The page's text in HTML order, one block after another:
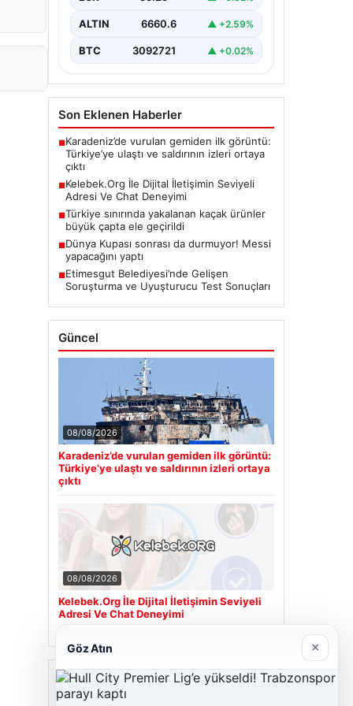
ALTIN 6660.6 ▲ +2.59%
BTC 3092721 ▲ +0.02%
Son Eklenen Haberler
■Karadeniz’de vurulan gemiden ilk görüntü:
Türkiye’ye ulaştı ve saldırının izleri ortaya
çıktı
■Kelebek.Org İle Dijital İletişimin Seviyeli
Adresi Ve Chat Deneyimi
■Türkiye sınırında yakalanan kaçak ürünler
büyük çapta ele geçirildi
■Dünya Kupası sonrası da durmuyor! Messi
yapacağını yaptı
■Etimesgut Belediyesi’nde Gelişen
Soruşturma ve Uyuşturucu Test Sonuçları
Güncel
08/08/2026
Karadeniz’de vurulan gemiden ilk görüntü:
Türkiye’ye ulaştı ve saldırının izleri ortaya
çıktı
08/08/2026
Kelebek.Org İle Dijital İletişimin Seviyeli
Adresi Ve Chat Deneyimi
Son Eklenen Firmalar
Göz Atın ×